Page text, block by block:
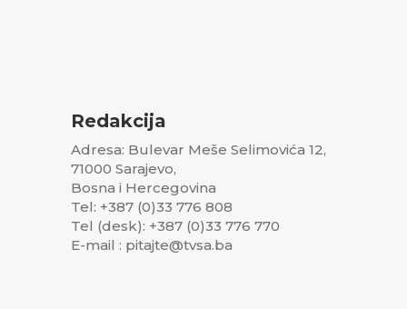
Redakcija
Adresa: Bulevar Meše Selimovića 12,
71000 Sarajevo,
Bosna i Hercegovina
Tel: +387 (0)33 776 808
Tel (desk): +387 (0)33 776 770
E-mail : pitajte@tvsa.ba